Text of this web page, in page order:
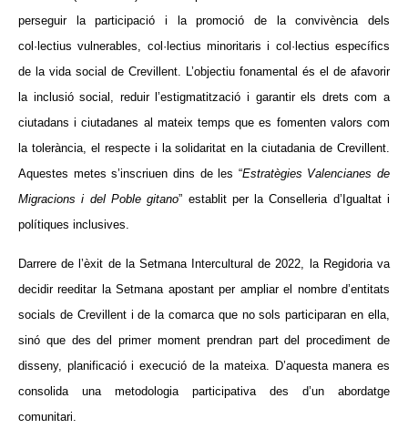
perseguir la participació i la promoció de la convivència dels
col·lectius vulnerables, col·lectius minoritaris i col·lectius específics
de la vida social de Crevillent. L’objectiu fonamental és el de afavorir
la inclusió social, reduir l’estigmatització i garantir els drets com a
ciutadans i ciutadanes al mateix temps que es fomenten valors com
la tolerància, el respecte i la solidaritat en la ciutadania de Crevillent.
Aquestes metes s’inscriuen dins de les “Estratègies Valencianes de
Migracions i del Poble gitano” establit per la Conselleria d’Igualtat i
polítiques inclusives.
Darrere de l’èxit de la Setmana Intercultural de 2022, la Regidoria va
decidir reeditar la Setmana apostant per ampliar el nombre d’entitats
socials de Crevillent i de la comarca que no sols participaran en ella,
sinó que des del primer moment prendran part del procediment de
disseny, planificació i execució de la mateixa. D’aquesta manera es
consolida una metodologia participativa des d’un abordatge
comunitari.